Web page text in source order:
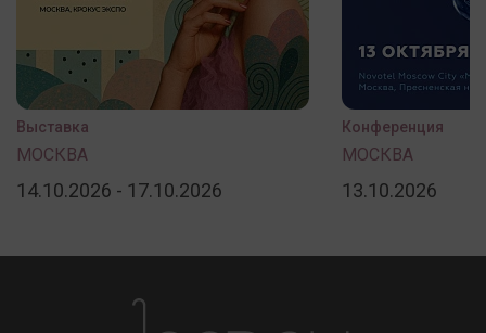
Выставка
МОСКВА
14.10.2026 - 17.10.2026
Конференция
МОСКВА
13.10.2026